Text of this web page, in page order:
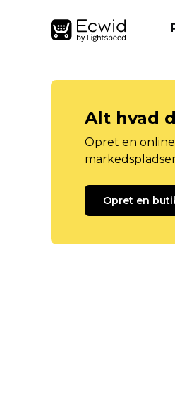
Alt hvad
Opret en
Opret en